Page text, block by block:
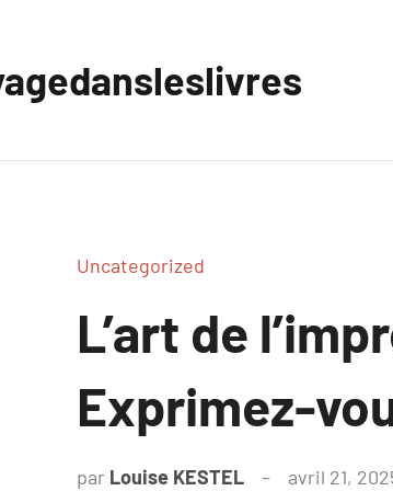
Uncategorized
L’art de
Exprimez-
par Louise KESTEL avril 21,